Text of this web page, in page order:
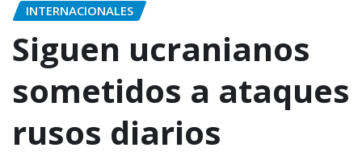
INTERNACIONALES
Siguen ucranianos
sometidos a ataques
rusos diarios